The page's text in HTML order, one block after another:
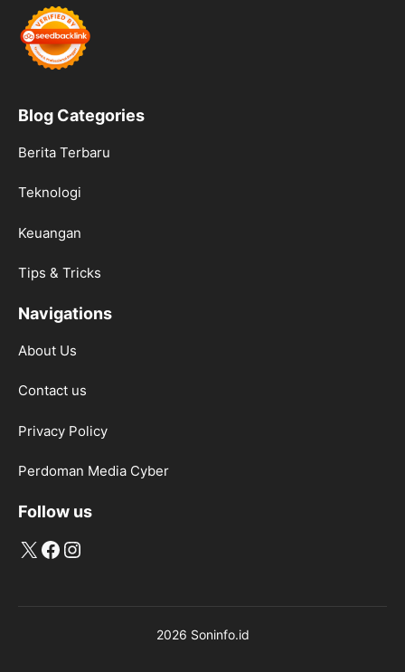
Blog Categories
Berita Terbaru
Teknologi
Keuangan
Tips & Tricks
Navigations
About Us
Contact us
Privacy Policy
Perdoman Media Cyber
Follow us
X Facebook
Instagram
2026 Soninfo.id